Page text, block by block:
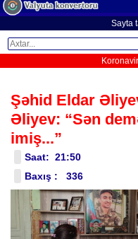
Sayta
Şəhid Eldar
Əliyev: “Sən
imiş...”
Saat: 21:50
Baxış : 336